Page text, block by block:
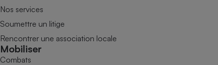
Nos services
Soumettre un litige
Rencontrer une association locale
Mobiliser
Combats